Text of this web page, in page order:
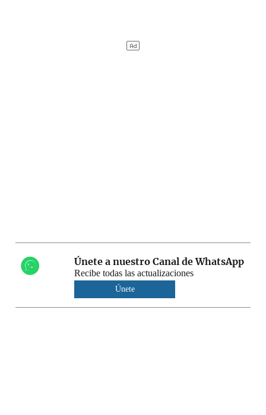
Únete a nuestro Canal de WhatsApp
Recibe todas las actualizaciones
Únete